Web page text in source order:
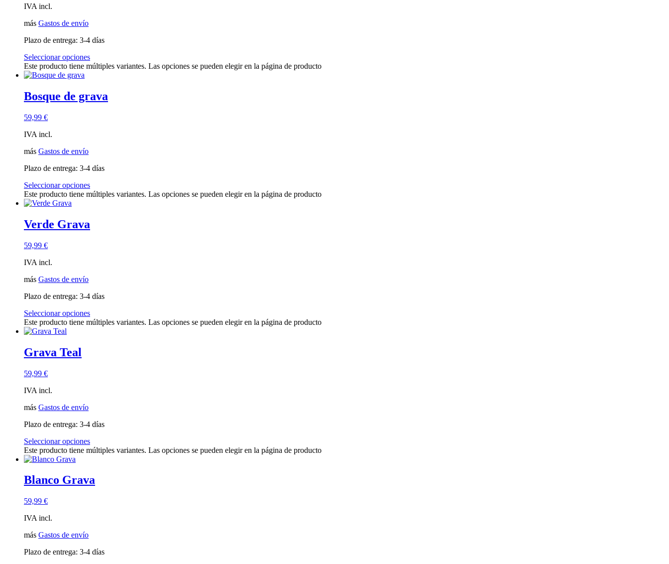
IVA incl.
más Gastos de envío
Plazo de entrega: 3-4 días
Seleccionar opciones
Este producto tiene múltiples variantes. Las opciones se pueden elegir en la página de producto
Bosque de grava
59,99 €
IVA incl.
más Gastos de envío
Plazo de entrega: 3-4 días
Seleccionar opciones
Este producto tiene múltiples variantes. Las opciones se pueden elegir en la página de producto
Verde Grava
59,99 €
IVA incl.
más Gastos de envío
Plazo de entrega: 3-4 días
Seleccionar opciones
Este producto tiene múltiples variantes. Las opciones se pueden elegir en la página de producto
Grava Teal
59,99 €
IVA incl.
más Gastos de envío
Plazo de entrega: 3-4 días
Seleccionar opciones
Este producto tiene múltiples variantes. Las opciones se pueden elegir en la página de producto
Blanco Grava
59,99 €
IVA incl.
más Gastos de envío
Plazo de entrega: 3-4 días